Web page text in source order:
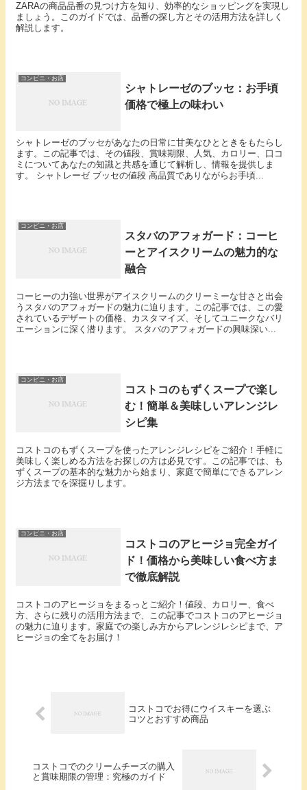
ZARAの商品品番の見つけ方を知り、効率的なショッピングを実現し
ましょう。このガイドでは、品番の探し方とその活用方法を詳しく
解説します。
コンビニ・お店
シャトレーゼのブッセ：お手頃
価格で極上の味わい
シャトレーゼのブッセがあなたの日常に甘美なひとときをもたらし
ます。この記事では、その値段、賞味期限、人気、カロリー、口コ
ミについてあなたの知識と共感を通じて解析し、情報を提供しま
す。 シャトレーゼ ブッセの値段 高品質でありながらお手頃...
コンビニ・お店
スタバのアフォガード：コーヒ
ーとアイスクリームの魅力的な
融合
コーヒーの力強い世界がアイスクリームのクリーミーな甘さと出会
うスタバのアフォガードの魅力に迫ります。この記事では、この愛
されているデザートの価格、カスタマイズ、そしてユニークなバリ
エーションに深く潜ります。 スタバのアフォガードの興味深い...
コンビニ・お店
コストコのもずくスープで楽し
む！簡単＆美味しいアレンジレ
シピ集
コストコのもずくスープを使ったアレンジレシピをご紹介！手軽に
美味しく楽しめる方法をお探しの方は必見です。この記事では、も
ずくスープの基本的な魅力から始まり、家庭で簡単にできるアレン
ジ方法までを深掘りします。
コンビニ・お店
コストコのアヒージョ完全ガイ
ド！価格から美味しい食べ方ま
で徹底解説
コストコのアヒージョをまるっとご紹介！値段、カロリー、食べ
方、さらに残りの活用方法まで、この記事でコストコのアヒージョ
の魅力に迫ります。家庭での楽しみ方からアレンジレシピまで、ア
ヒージョの全てをお届け！
コストコでお得にウイスキーを選ぶ
コツとおすすめ商品
コストコでのクリームチーズの購入
と賞味期限の管理：究極のガイド